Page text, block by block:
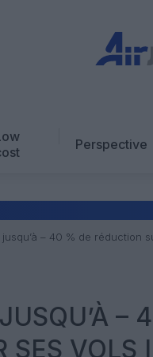
Perspective
– 40 % de réduction
–
SES VOLS